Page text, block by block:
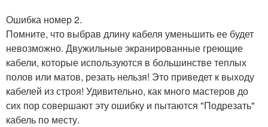
Ошибка номер 2.
Помните, что выбрав длину кабеля уменьшить ее будет
невозможно. Двужильные экранированные греющие
кабели, которые используются в большинстве теплых
полов или матов, резать нельзя! Это приведет к выходу
кабелей из строя! Удивительно, как много мастеров до
сих пор совершают эту ошибку и пытаются "Подрезать"
кабель по месту.